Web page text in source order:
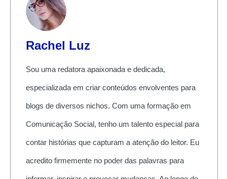
Rachel Luz
Sou uma redatora apaixonada e dedicada,
especializada em criar conteúdos envolventes para
blogs de diversos nichos. Com uma formação em
Comunicação Social, tenho um talento especial para
contar histórias que capturam a atenção do leitor. Eu
acredito firmemente no poder das palavras para